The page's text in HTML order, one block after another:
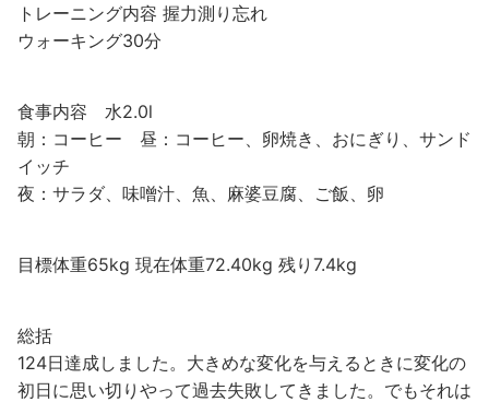
トレーニング内容 握力測り忘れ
ウォーキング30分
食事内容 水2.0l
朝：コーヒー 昼：コーヒー、卵焼き、おにぎり、サンド
イッチ
夜：サラダ、味噌汁、魚、麻婆豆腐、ご飯、卵
目標体重65kg 現在体重72.40kg 残り7.4kg
総括
124日達成しました。大きめな変化を与えるときに変化の
初日に思い切りやって過去失敗してきました。でもそれは